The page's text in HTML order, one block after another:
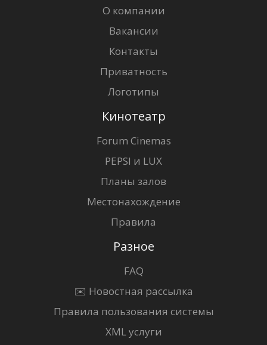
О компании
Вакансии
Контакты
Приватность
Логотипы
Кинотеатр
Forum Cinemas
PEPSI и LUX
Планы залов
Местонахождение
Правила
Разное
FAQ
✉️ Новостная рассылка
Правила пользования системы
XML услуги